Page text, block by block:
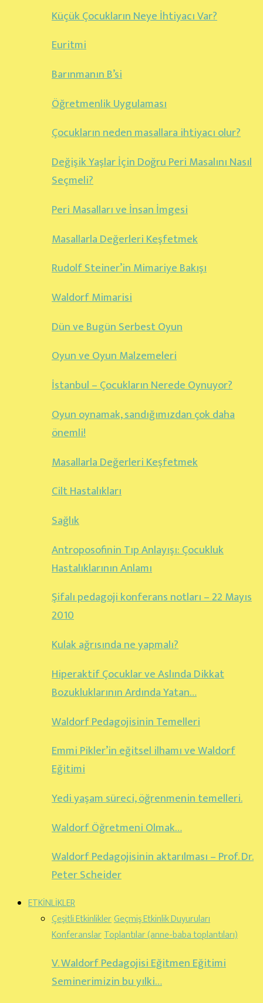
Küçük Çocukların Neye İhtiyacı Var?
Euritmi
Barınmanın B’si
Öğretmenlik Uygulaması
Çocukların neden masallara ihtiyacı olur?
Değişik Yaşlar İçin Doğru Peri Masalını Nasıl
Seçmeli?
Peri Masalları ve İnsan İmgesi
Masallarla Değerleri Keşfetmek
Rudolf Steiner’in Mimariye Bakışı
Waldorf Mimarisi
Dün ve Bugün Serbest Oyun
Oyun ve Oyun Malzemeleri
İstanbul – Çocukların Nerede Oynuyor?
Oyun oynamak, sandığımızdan çok daha
önemli!
Masallarla Değerleri Keşfetmek
Cilt Hastalıkları
Sağlık
Antroposofinin Tıp Anlayışı: Çocukluk
Hastalıklarının Anlamı
Şifalı pedagoji konferans notları – 22 Mayıs
2010
Kulak ağrısında ne yapmalı?
Hiperaktif Çocuklar ve Aslında Dikkat
Bozukluklarının Ardında Yatan…
Waldorf Pedagojisinin Temelleri
Emmi Pikler’in eğitsel ilhamı ve Waldorf
Eğitimi
Yedi yaşam süreci, öğrenmenin temelleri.
Waldorf Öğretmeni Olmak…
Waldorf Pedagojisinin aktarılması – Prof. Dr.
Peter Scheider
ETKİNLİKLER
Çeşitli EtkinliklerGeçmiş Etkinlik Duyuruları
KonferanslarToplantılar (anne-baba toplantıları)
V. Waldorf Pedagojisi Eğitmen Eğitimi
Seminerimizin bu yılki…